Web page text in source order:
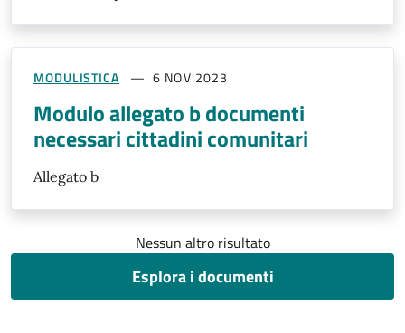
MODULISTICA 6 NOV 2023
Modulo allegato b documenti
necessari cittadini comunitari
Allegato b
Nessun altro risultato
Esplora i documenti